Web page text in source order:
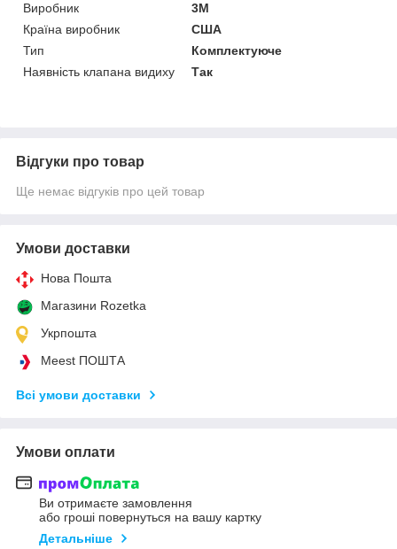
Виробник
3М
Країна виробник
США
Тип
Комплектуюче
Наявність клапана видиху
Так
Відгуки про товар
Ще немає відгуків про цей товар
Умови доставки
Нова Пошта
Магазини Rozetka
Укрпошта
Meest ПОШТА
Всі умови доставки
Умови оплати
Ви отримаєте замовлення
або гроші повернуться на вашу картку
Детальніше